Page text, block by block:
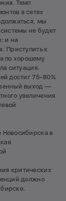
Темп
в сетях
мы
не будет
и на
Приступить к
по хорошему
ситуация.
достиг 75-80%
выход —
увеличения
Новосибирска в
критических
должно